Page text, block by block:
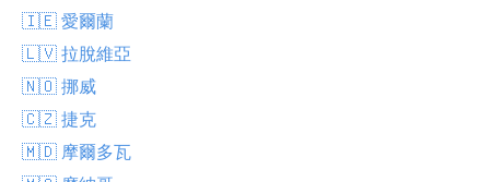
🇮🇪 愛爾蘭
🇱🇻 拉脫維亞
🇳🇴 挪威
🇨🇿 捷克
🇲🇩 摩爾多瓦